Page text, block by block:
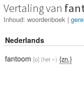
Vertaling van
Inhoud: woordenboek |
Nederlands
fantoom [o] (het ~) {zn.}